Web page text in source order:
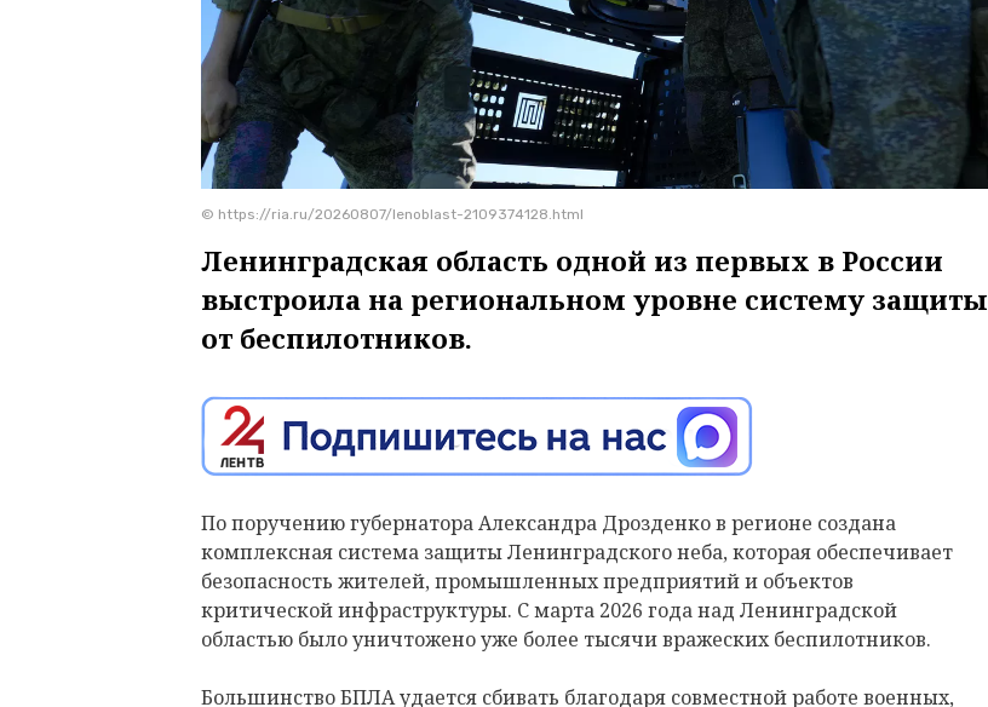
© https://ria.ru/20260807/lenoblast-2109374128.html
Ленинградская область одной из первых в России
выстроила на региональном уровне систему защиты
от беспилотников.
По поручению губернатора Александра Дрозденко в регионе создана
комплексная система защиты Ленинградского неба, которая обеспечивает
безопасность жителей, промышленных предприятий и объектов
критической инфраструктуры. С марта 2026 года над Ленинградской
областью было уничтожено уже более тысячи вражеских беспилотников.
Большинство БПЛА удается сбивать благодаря совместной работе военных,